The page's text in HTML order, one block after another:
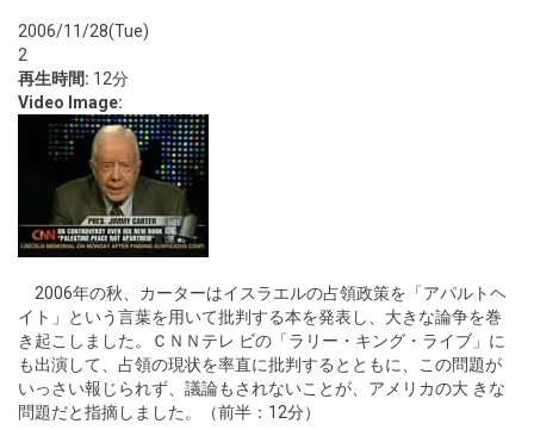
2006/11/28(Tue)
2
再生時間: 12分
Video Image:
2006年の秋、カーターはイスラエルの占領政策を「アパルトヘ
イト」という言葉を用いて批判する本を発表し、大きな論争を巻
き起こしました。ＣＮＮテレ ビの「ラリー・キング・ライブ」に
も出演して、占領の現状を率直に批判するとともに、この問題が
いっさい報じられず、議論もされないことが、アメリカの大 きな
問題だと指摘しました。（前半：12分）